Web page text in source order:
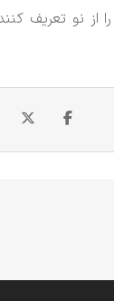
از نو تعریف